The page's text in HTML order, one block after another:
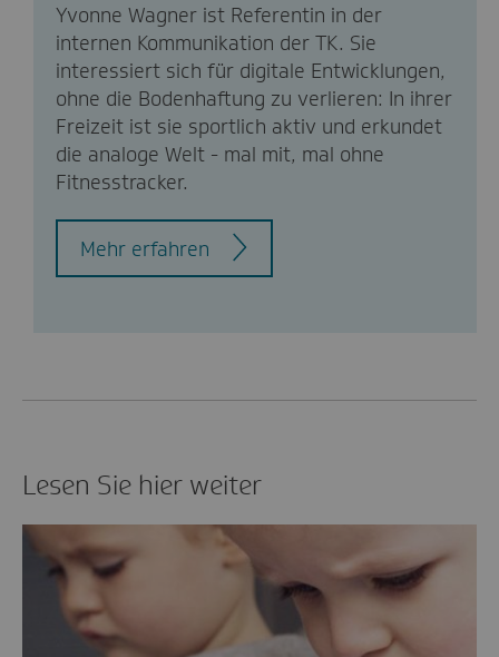
Yvonne Wagner ist Referentin in der
internen Kommunikation der TK. Sie
interessiert sich für digitale Entwicklungen,
ohne die Bodenhaftung zu verlieren: In ihrer
Freizeit ist sie sportlich aktiv und erkundet
die analoge Welt - mal mit, mal ohne
Fitnesstracker.
Mehr erfahren
Lesen Sie hier weiter